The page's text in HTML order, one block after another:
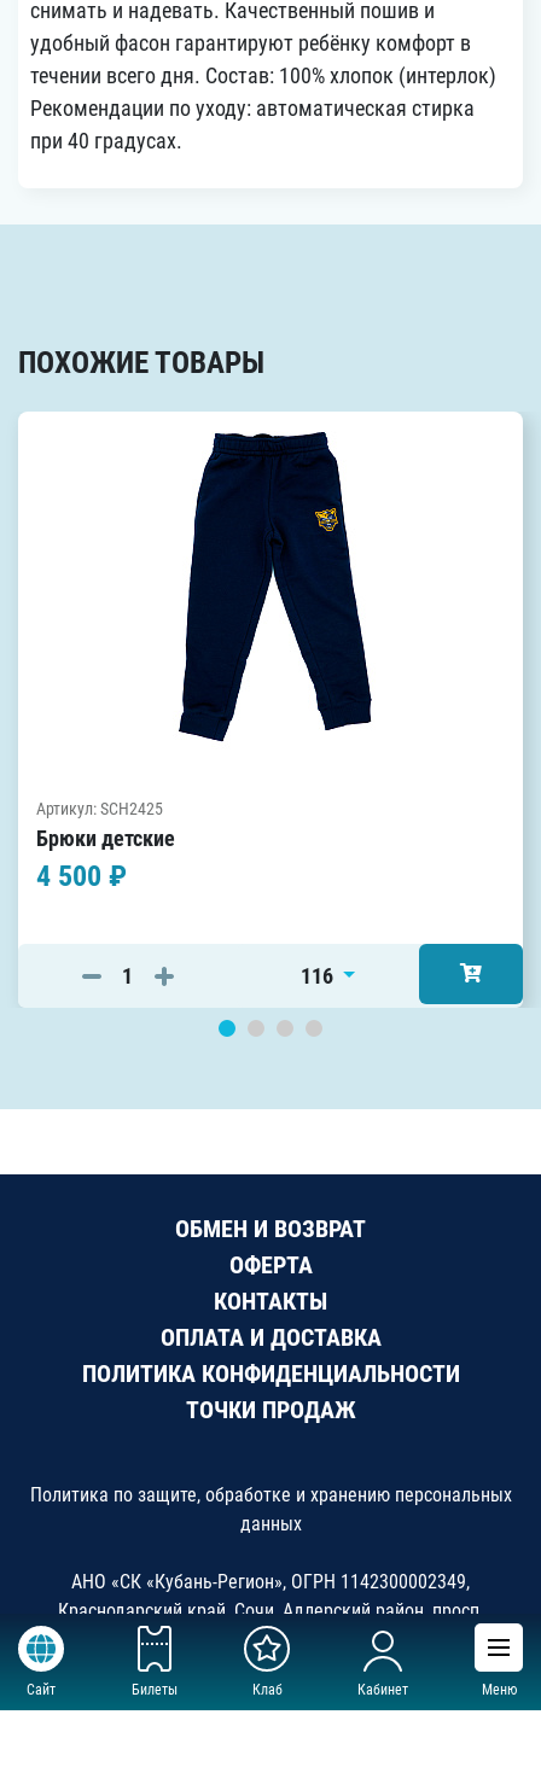
Сайт Билеты Клаб Кабинет Меню
снимать и надевать. Качественный пошив и
удобный фасон гарантируют ребёнку комфорт в
течении всего дня. Состав: 100% хлопок (интерлок)
Рекомендации по уходу: автоматическая стирка
при 40 градусах.
ПОХОЖИЕ ТОВАРЫ
Артикул: SCH2425
Брюки детские
4 500 ₽
116
ОБМЕН И ВОЗВРАТ
ОФЕРТА
КОНТАКТЫ
ОПЛАТА И ДОСТАВКА
ПОЛИТИКА КОНФИДЕНЦИАЛЬНОСТИ
ТОЧКИ ПРОДАЖ
Политика по защите, обработке и хранению персональных
данных
АНО «СК «Кубань-Регион», ОГРН 1142300002349,
Краснодарский край, Сочи, Адлерский район, просп.
Олимпийский 7, ДС «Большой»